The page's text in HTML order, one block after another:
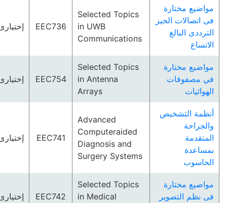
مواضيع مختارة
فى اتصالات الحيز
الترددى البالغ
الاتساع
Selected Topics
in UWB
Communications
EEC736 إختيارى
مواضيع مختارة
في مصفوفات
الهوائيات
Selected Topics
in Antenna
Arrays
EEC754 إختيارى
أنظمة التشخيص
والجراحة
المتقدمة
بمساعدة
الحاسوب
Advanced
Computeraided
Diagnosis and
Surgery Systems
EEC741 إختيارى
مواضيع مختارة
فى نظم التصوير
Selected Topics
in Medical
EEC742 إختيارى